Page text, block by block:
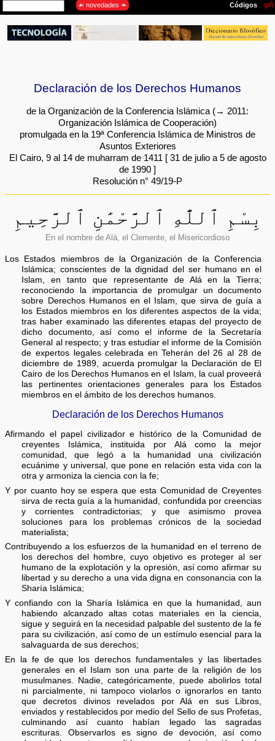
Declaración de los Derechos Humanos
de la Organización de la Conferencia Islámica (→ 2011:
Organización Islámica de Cooperación)
promulgada en la 19ª Conferencia Islámica de Ministros de
Asuntos Exteriores
El Cairo, 9 al 14 de muharram de 1411 [ 31 de julio a 5 de agosto
de 1990 ]
Resolución n° 49/19-P
بِسْمِ ٱللَّٰهِ ٱلرَّحْمَٰنِ ٱلرَّحِيمِ
En el nombre de Alá, el Clemente, el Misericordioso
Los Estados miembros de la Organización de la Conferencia
Islámica; conscientes de la dignidad del ser humano en el
Islam, en tanto que representante de Alá en la Tierra;
reconociendo la importancia de promulgar un documento
sobre Derechos Humanos en el Islam, que sirva de guía a
los Estados miembros en los diferentes aspectos de la vida;
tras haber examinado las diferentes etapas del proyecto de
dicho documento, así como el informe de la Secretaría
General al respecto; y tras estudiar el informe de la Comisión
de expertos legales celebrada en Teherán del 26 al 28 de
diciembre de 1989, acuerda promulgar la Declaración de El
Cairo de los Derechos Humanos en el Islam, la cual proveerá
las pertinentes orientaciones generales para los Estados
miembros en el ámbito de los derechos humanos.
Declaración de los Derechos Humanos
Afirmando el papel civilizador e histórico de la Comunidad de
creyentes Islámica, instituida por Alá como la mejor
comunidad, que legó a la humanidad una civilización
ecuánime y universal, que pone en relación esta vida con la
otra y armoniza la ciencia con la fe;
Y por cuanto hoy se espera que esta Comunidad de Creyentes
sirva de recta guía a la humanidad, confundida por creencias
y corrientes contradictorias; y que asimismo provea
soluciones para los problemas crónicos de la sociedad
materialista;
Contribuyendo a los esfuerzos de la humanidad en el terreno de
los derechos del hombre, cuyo objetivo es proteger al ser
humano de la explotación y la opresión, así como afirmar su
libertad y su derecho a una vida digna en consonancia con la
Sharía Islámica;
Y confiando con la Sharía Islámica en que la humanidad, aun
habiendo alcanzado altas cotas materiales en la ciencia,
sigue y seguirá en la necesidad palpable del sustento de la fe
para su civilización, así como de un estímulo esencial para la
salvaguarda de sus derechos;
En la fe de que los derechos fundamentales y las libertades
generales en el Islam son una parte de la religión de los
musulmanes. Nadie, categóricamente, puede abolirlos total
ni parcialmente, ni tampoco violarlos o ignorarlos en tanto
que decretos divinos revelados por Alá en sus Libros,
enviados y restablecidos por medio del Sello de sus Profetas,
culminando así cuanto habían legado las sagradas
escrituras. Observarlos es signo de devoción, así como